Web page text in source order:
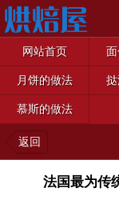
网站首页
月饼的做法
慕斯的做法
返回
法国最为传